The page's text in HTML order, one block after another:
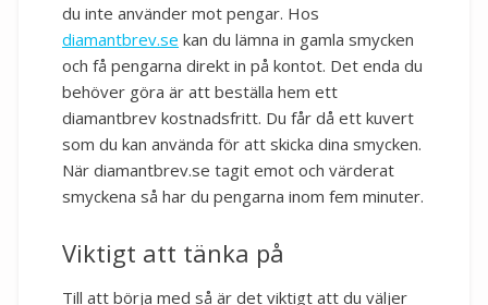
du inte använder mot pengar. Hos
diamantbrev.se kan du lämna in gamla smycken
och få pengarna direkt in på kontot. Det enda du
behöver göra är att beställa hem ett
diamantbrev kostnadsfritt. Du får då ett kuvert
som du kan använda för att skicka dina smycken.
När diamantbrev.se tagit emot och värderat
smyckena så har du pengarna inom fem minuter.
Viktigt att tänka på
Till att börja med så är det viktigt att du väljer